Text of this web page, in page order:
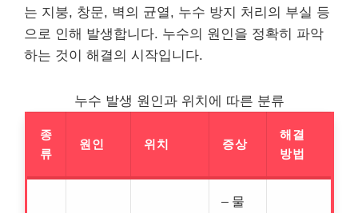
는 지붕, 창문, 벽의 균열, 누수 방지 처리의 부실 등
으로 인해 발생합니다. 누수의 원인을 정확히 파악
하는 것이 해결의 시작입니다.
누수 발생 원인과 위치에 따른 분류
종
류
원인 위치 증상
해결
방법
– 물